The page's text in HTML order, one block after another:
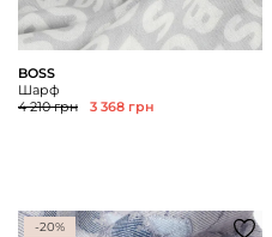
BOSS
Шарф
4 210 грн
3 368 грн
-20%